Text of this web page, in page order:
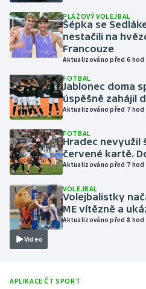
Krasobruslení
Lezení
Lyže a snowboard
Moderní pětiboj
Motorsport
Olympijské hry
Parasport
Plavání
Ragby
PLÁŽOVÝ VOLEJBAL
Šépka se
nestačili na
Francouze
Aktualizováno před 6 hod
FOTBAL
Jablonec doma
úspěšně zahájil
Aktualizováno před 7 hod
FOTBAL
Hradec nevyužil
červené kartě.
Aktualizováno před 7 hod
Video
VOLEJBAL
Volejbalistky
ME vítězně a
Aktualizováno před 8 hod
APLIKACE ČT SPORT